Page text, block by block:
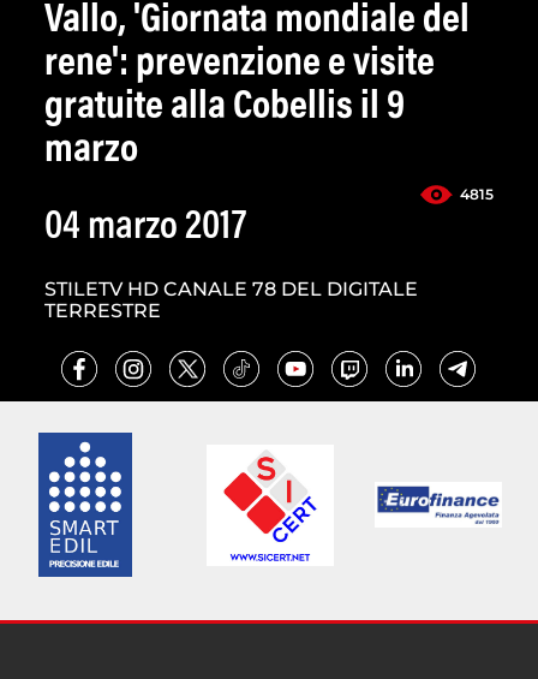
Vallo, 'Giornata mondiale del
rene': prevenzione e visite
gratuite alla Cobellis il 9
marzo
4815
04 marzo 2017
STILETV HD CANALE 78 DEL DIGITALE
TERRESTRE